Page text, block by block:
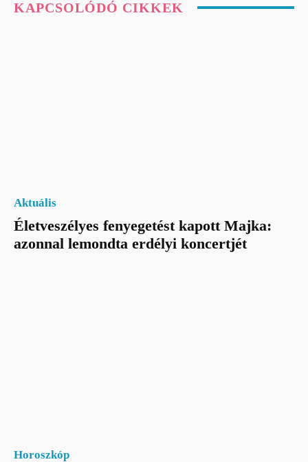
KAPCSOLÓDÓ CIKKEK
Aktuális
Életveszélyes fenyegetést kapott Majka:
azonnal lemondta erdélyi koncertjét
Horoszkóp